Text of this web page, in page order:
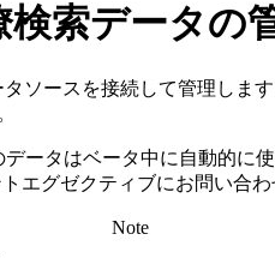
検索データの
ソースを接続して管理しま
データはベータ中に自動的
トエグゼクティブにお問い合
Note